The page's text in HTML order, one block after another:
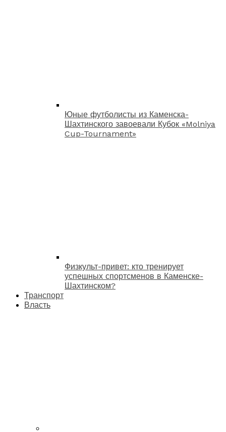
Юные футболисты из Каменска-
Шахтинского завоевали Кубок «Molniya
Cup-Tournament»
Физкульт-привет: кто тренирует
успешных спортсменов в Каменске-
Шахтинском?
Транспорт
Власть